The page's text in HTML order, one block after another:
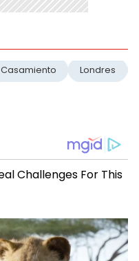
Casamiento Londres